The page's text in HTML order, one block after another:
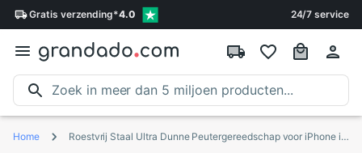
Gratis verzending*4.0 24/7 service
Home Roestvrij Staal Ultra Dunne Peutergereedschap voor iPhone iPad Samsung Telefoon Reparatie ToolsAnti-Slip Lcd-scherm Demontage Opening Tool